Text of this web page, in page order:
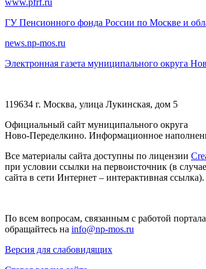
ГУ Пенсионного фонда России по Москве и
news.np-mos.ru
Электронная газета муниципального округа
119634 г. Москва, улица Лукинская, дом 5
Официальный сайт муниципального округа
Ново-Переделкино. Информационное
Все материалы сайта доступны по лицензии
при условии ссылки на первоисточник (в
сайта в сети Интернет – интерактивная ссылка).
По всем вопросам, связанным с работой
обращайтесь на info@np-mos.ru
Версия для слабовидящих